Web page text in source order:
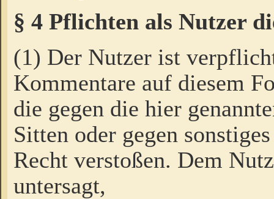
§ 4 Pflichten als Nutzer
(1) Der Nutzer ist
Kommentare auf diesem
die gegen die hier
Sitten oder gegen
Recht verstoßen. Dem
untersagt,